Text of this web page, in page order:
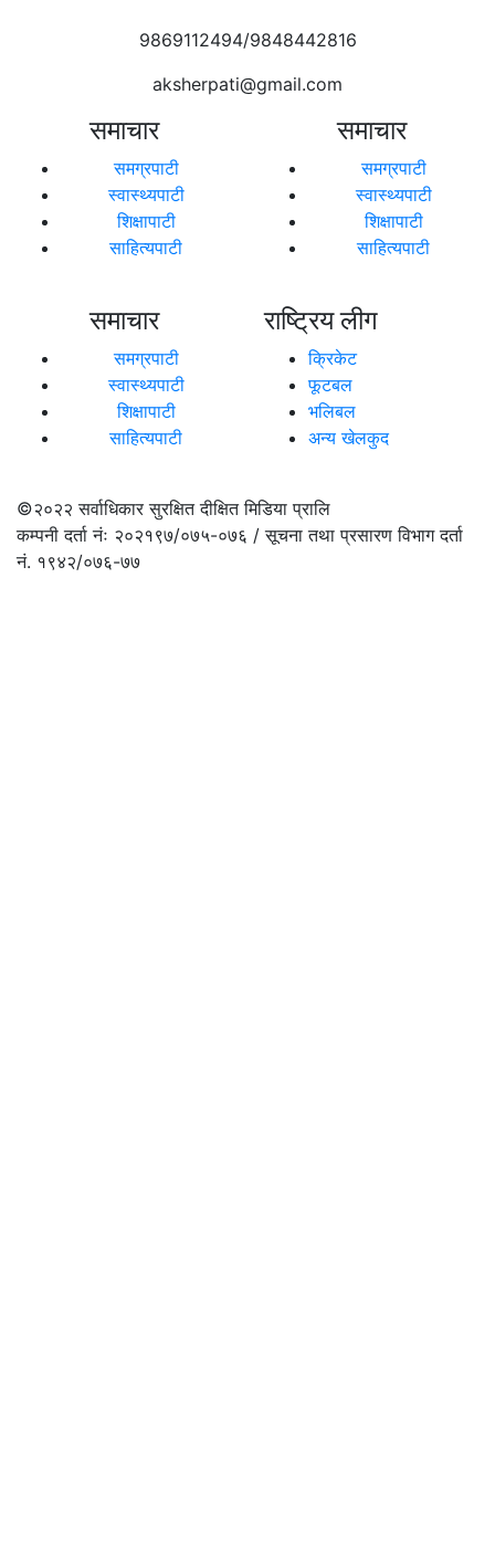
9869112494/9848442816
aksherpati@gmail.com
समाचार
समग्रपाटी
स्वास्थ्यपाटी
शिक्षापाटी
साहित्यपाटी
समाचार
समग्रपाटी
स्वास्थ्यपाटी
शिक्षापाटी
साहित्यपाटी
समाचार
समग्रपाटी
स्वास्थ्यपाटी
शिक्षापाटी
साहित्यपाटी
राष्ट्रिय लीग
क्रिकेट
फूटबल
भलिबल
अन्य खेलकुद
©२०२२सर्वाधिकार सुरक्षित दीक्षित मिडिया प्रालि
कम्पनी दर्ता नंः २०२१९७/०७५-०७६ / सूचना तथा प्रसारण विभाग दर्ता
नं. १९४२/०७६-७७